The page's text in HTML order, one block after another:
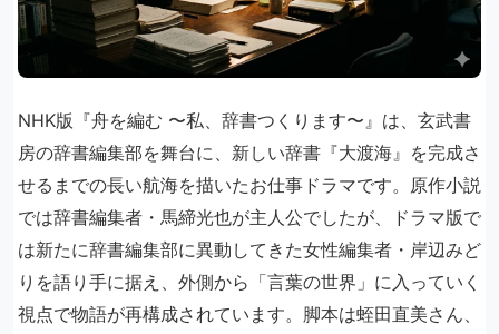
NHK版『舟を編む 〜私、辞書つくります〜』は、玄武書
房の辞書編集部を舞台に、新しい辞書『大渡海』を完成さ
せるまでの長い航海を描いたお仕事ドラマです。原作小説
では辞書編集者・馬締光也が主人公でしたが、ドラマ版で
は新たに辞書編集部に異動してきた女性編集者・岸辺みど
りを語り手に据え、外側から「言葉の世界」に入っていく
視点で物語が再構成されています。脚本は蛭田直美さん、